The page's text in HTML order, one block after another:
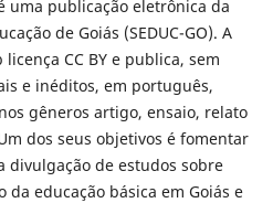
uma publicação eletrônica da
de Goiás (SEDUC-GO). A
licença CC BY e publica, sem
e inéditos, em português,
gêneros artigo, ensaio, relato
dos seus objetivos é fomentar
divulgação de estudos sobre
educação básica em Goiás e